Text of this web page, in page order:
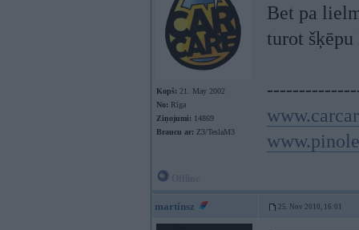
Kopš: 21. May 2002
No: Rīga
Ziņojumi: 14869
Braucu ar: Z3/TeslaM3
Bet pa
turot
martinsz 25. Nov 2010, 16:01